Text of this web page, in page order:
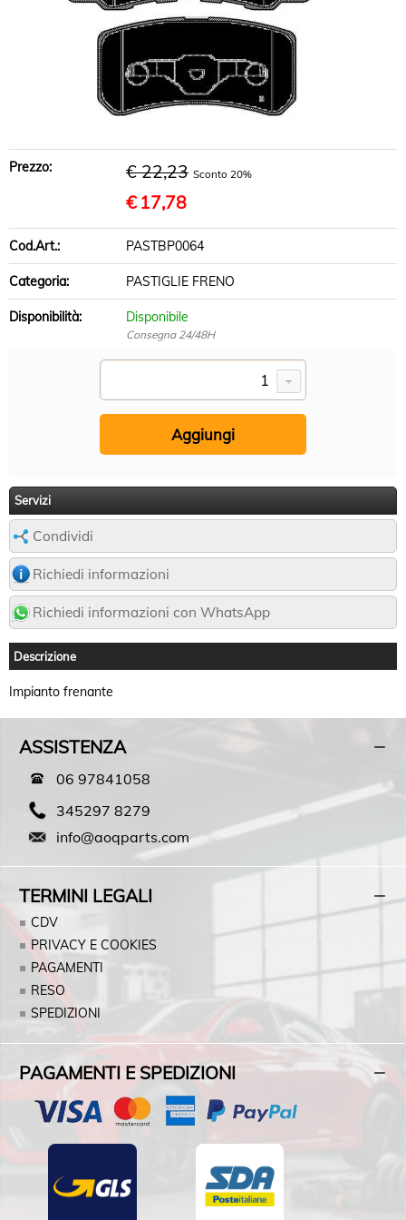
BRACCI SOSPENSIONE
DISCHI FRENO
PASTIGLIE FRENO
INFO UTILI
Prezzo: € 22,23 Sconto 20%
€ 17,78
Cod.Art.: PASTBP0064
Categoria: PASTIGLIE FRENO
Disponibilità: Disponibile
Consegna 24/48H
Servizi
Condividi
Richiedi informazioni
Richiedi informazioni con WhatsApp
Descrizione
Impianto frenante
ASSISTENZA
06 97841058
345297 8279
info@aoqparts.com
TERMINI LEGALI
CDV
PRIVACY E COOKIES
PAGAMENTI
RESO
SPEDIZIONI
PAGAMENTI E SPEDIZIONI